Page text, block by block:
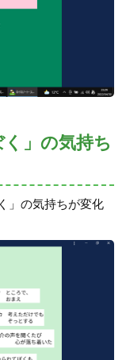
く」の気持ち
」の気持ちが変化